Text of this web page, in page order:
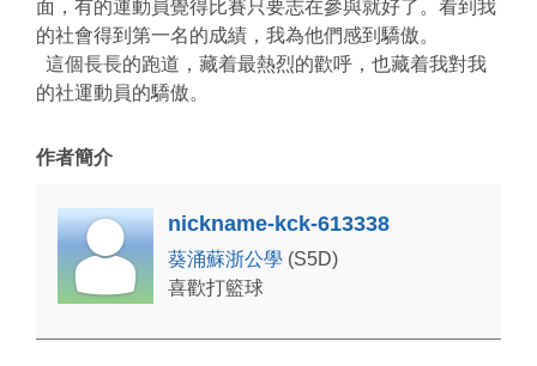
面，有的運動員覺得比賽只要志在參與就好了。看到我
的社會得到第一名的成績，我為他們感到驕傲。
這個長長的跑道，藏着最熱烈的歡呼，也藏着我對我
的社運動員的驕傲。
作者簡介
nickname-kck-613338
葵涌蘇浙公學 (S5D)
喜歡打籃球